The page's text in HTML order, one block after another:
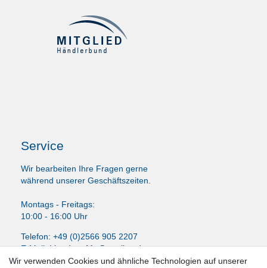
Service
Wir bearbeiten Ihre Fragen gerne
während unserer Geschäftszeiten.
Montags - Freitags:
10:00 - 16:00 Uhr
Telefon: +49 (0)2566 905 2207
E-Mail:LissyInterMo@t-online.de
Wir verwenden Cookies und ähnliche Technologien auf unserer